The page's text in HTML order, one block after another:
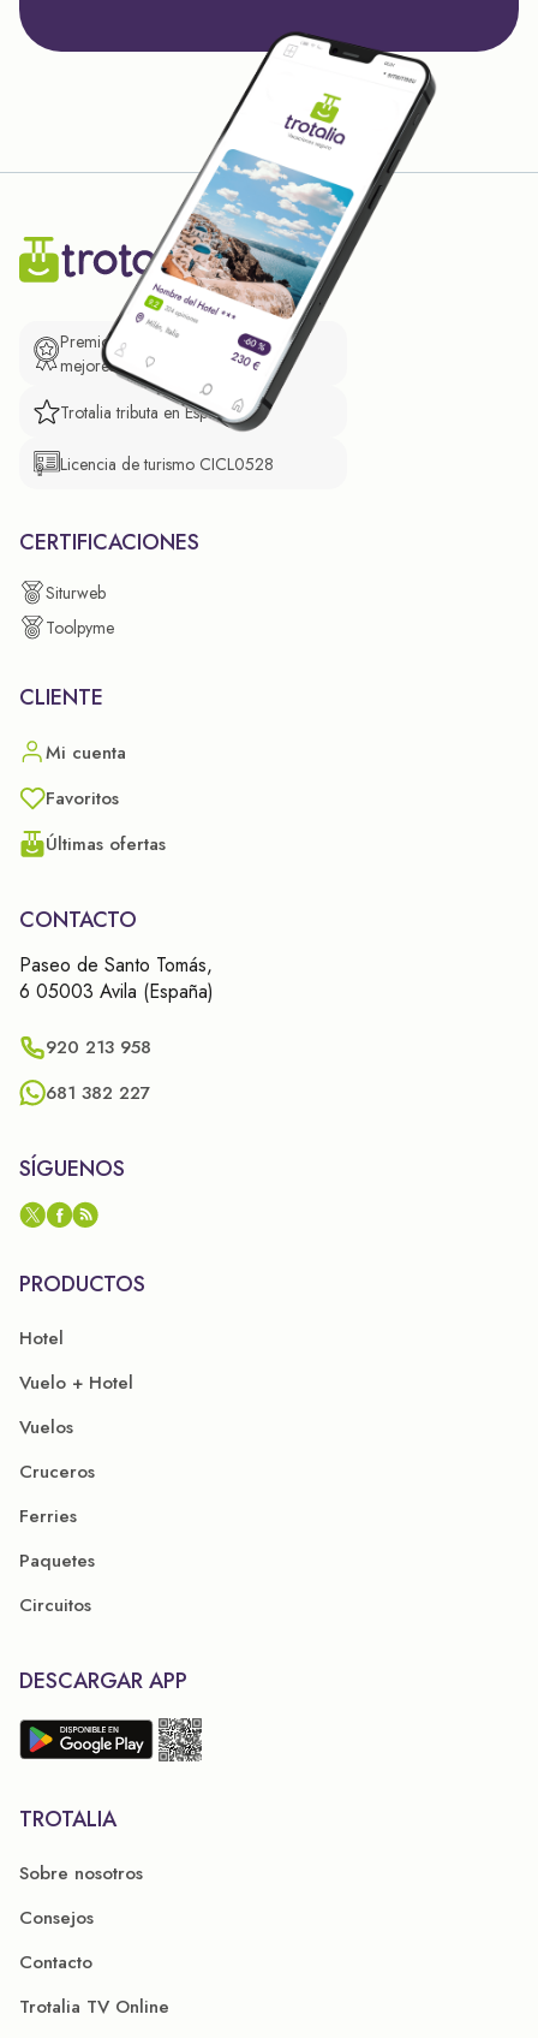
Premio de El Confidencial a las
mejores prácticas empresariales.
Trotalia tributa en España
Licencia de turismo CICL0528
CERTIFICACIONES
Siturweb
Toolpyme
CLIENTE
Mi cuenta
Favoritos
Últimas ofertas
CONTACTO
Paseo de Santo Tomás,
6 05003 Avila (España)
920 213 958
681 382 227
SÍGUENOS
PRODUCTOS
Hotel
Vuelo + Hotel
Vuelos
Cruceros
Ferries
Paquetes
Circuitos
DESCARGAR APP
TROTALIA
Sobre nosotros
Consejos
Contacto
Trotalia TV Online